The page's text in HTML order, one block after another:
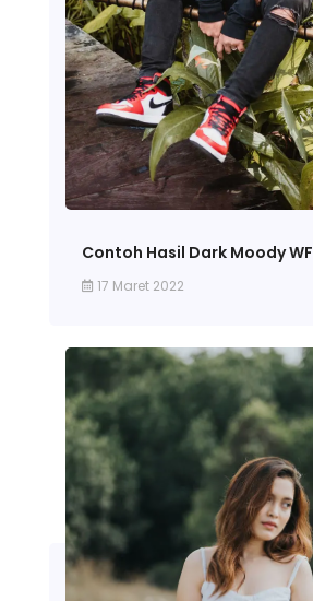
Contoh Hasil Dark Moody WF
17 Maret 2022